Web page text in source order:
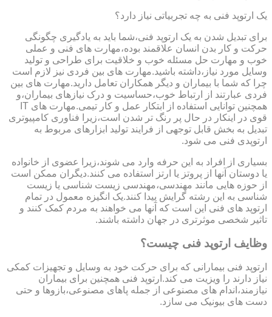
یک ارتوپد فنی به چه تجربیاتی نیاز دارد؟
برای تبدیل شدن به یک ارتوپد فنی،شما باید به یادگیری چگونگی
حرکت و کار بدن انسان علاقمند بوده،مهارت های فنی و عملی
خوب و مهارت حل مسئله خوب و خلاقیت برای طراحی و تولید
وسایل مورد نیاز،داشته باشید.مهارت های بین فردی نیز لازم است
چرا که شما با بیماران و دیگر همکاران تعامل دارید.مهارت های بین
فردی عبارتند از ارتباط خوب،حساسیت و درک نیازهای بیماران،و
همچنین توانایی استفاده از ابتکار عمل و کار تیمی.مهارت های IT
قوی در اینکار در حال پر رنگ تر شدن است،زیرا فناوری کامپیوتری
تبدیل به بخش قابل توجهی از فرایند تولید ابزارهای مربوط به
ارتوپدی فنی می شود.
بسیاری از افراد به این حرفه وارد می شوند،زیرا عضوی از خانواده
یا دوستان آنها از پروتز یا ارتز استفاده می کنند.دیگران ممکن است
از حوزه هایی مانند مهندسی،مهندسی زیست شناسی یا زیست
شناسی به این رشته گرایش پیدا کنند.یک انگیزه معمول در تمام
ارتوپد های فنی این است که آنها می خواهند به مردم کمک کنند و
تاثیر شخصی موثرتری در جهان داشته باشند.
وظایف ارتوپد فنی چیست؟
ارتوپد فنی بیمارانی که برای حرکت خود به وسایل و تجهیزات کمکی
نیاز دارند را ویزیت می کند.ارتوپد فنی همچنین برای بیماران
نیازمند،اندام های مصنوعی از جمله پاهای مصنوعی،بازوها و حتی
دست های بیونیک می سازد.